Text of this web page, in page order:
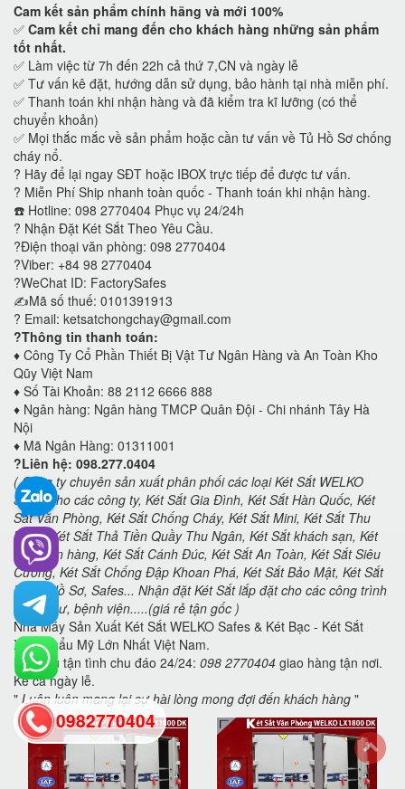
Cam kết sản phẩm chính hãng và mới 100%
✅ Cam kết chỉ mang đến cho khách hàng những sản phẩm
tốt nhất.
✅ Làm việc từ 7h đến 22h cả thứ 7,CN và ngày lễ
✅ Tư vấn kê đặt, hướng dẫn sử dụng, bảo hành tại nhà miễn phí.
✅ Thanh toán khi nhận hàng và đã kiểm tra kĩ lưỡng (có thể
chuyển khoản)
✅ Mọi thắc mắc về sản phẩm hoặc cần tư vấn về Tủ Hồ Sơ chống
cháy nổ.
? Hãy để lại ngay SĐT hoặc IBOX trực tiếp để được tư vấn.
? Miễn Phí Ship nhanh toàn quốc - Thanh toán khi nhận hàng.
☎️ Hotline: 098 2770404 Phục vụ 24/24h
? Nhận Đặt Két Sắt Theo Yêu Cầu.
?Điện thoại văn phòng: 098 2770404
?Viber: +84 98 2770404
?WeChat ID: FactorySafes
✍️Mã số thuế: 0101391913
? Email: ketsatchongchay@gmail.com
?Thông tin thanh toán:
♦️ Công Ty Cổ Phần Thiết Bị Vật Tư Ngân Hàng và An Toàn Kho
Qũy Việt Nam
♦️ Số Tài Khoản: 88 2112 6666 888
♦️ Ngân hàng: Ngân hàng TMCP Quân Đội - Chi nhánh Tây Hà
Nội
♦️ Mã Ngân Hàng: 01311001
?Liên hệ: 098.277.0404
( Công ty chuyên sản xuất phân phối các loại Két Sắt WELKO
Safes cho các công ty, Két Sắt Gia Đình, Két Sắt Hàn Quốc, Két
Sắt Văn Phòng, Két Sắt Chống Cháy, Két Sắt Mini, Két Sắt Thu
Ngân, Két Sắt Thả Tiền Quầy Thu Ngân, Két Sắt khách sạn, Két
sắt ngân hàng, Két Sắt Cánh Đúc, Két Sắt An Toàn, Két Sắt Siêu
Cường, Két Sắt Chống Đập Khoan Phá, Két Sắt Bảo Mật, Két Sắt
Đựng Hồ Sơ, Safes... Nhận đặt Két Sắt lắp đặt cho các công trình
chung cư, bệnh viện.....(giá rẻ tận gốc )
Nhà Máy Sản Xuất Két Sắt WELKO Safes & Két Bạc - Két Sắt
Xuất Khẩu Mỹ Lớn Nhất Việt Nam.
Phục vụ tận tình chu đáo 24/24: 098 2770404 giao hàng tận nơi.
Kể cả ngày lễ.
" Luôn luôn mang lại sự hài lòng mong đợi đến khách hàng "
0982770404
back